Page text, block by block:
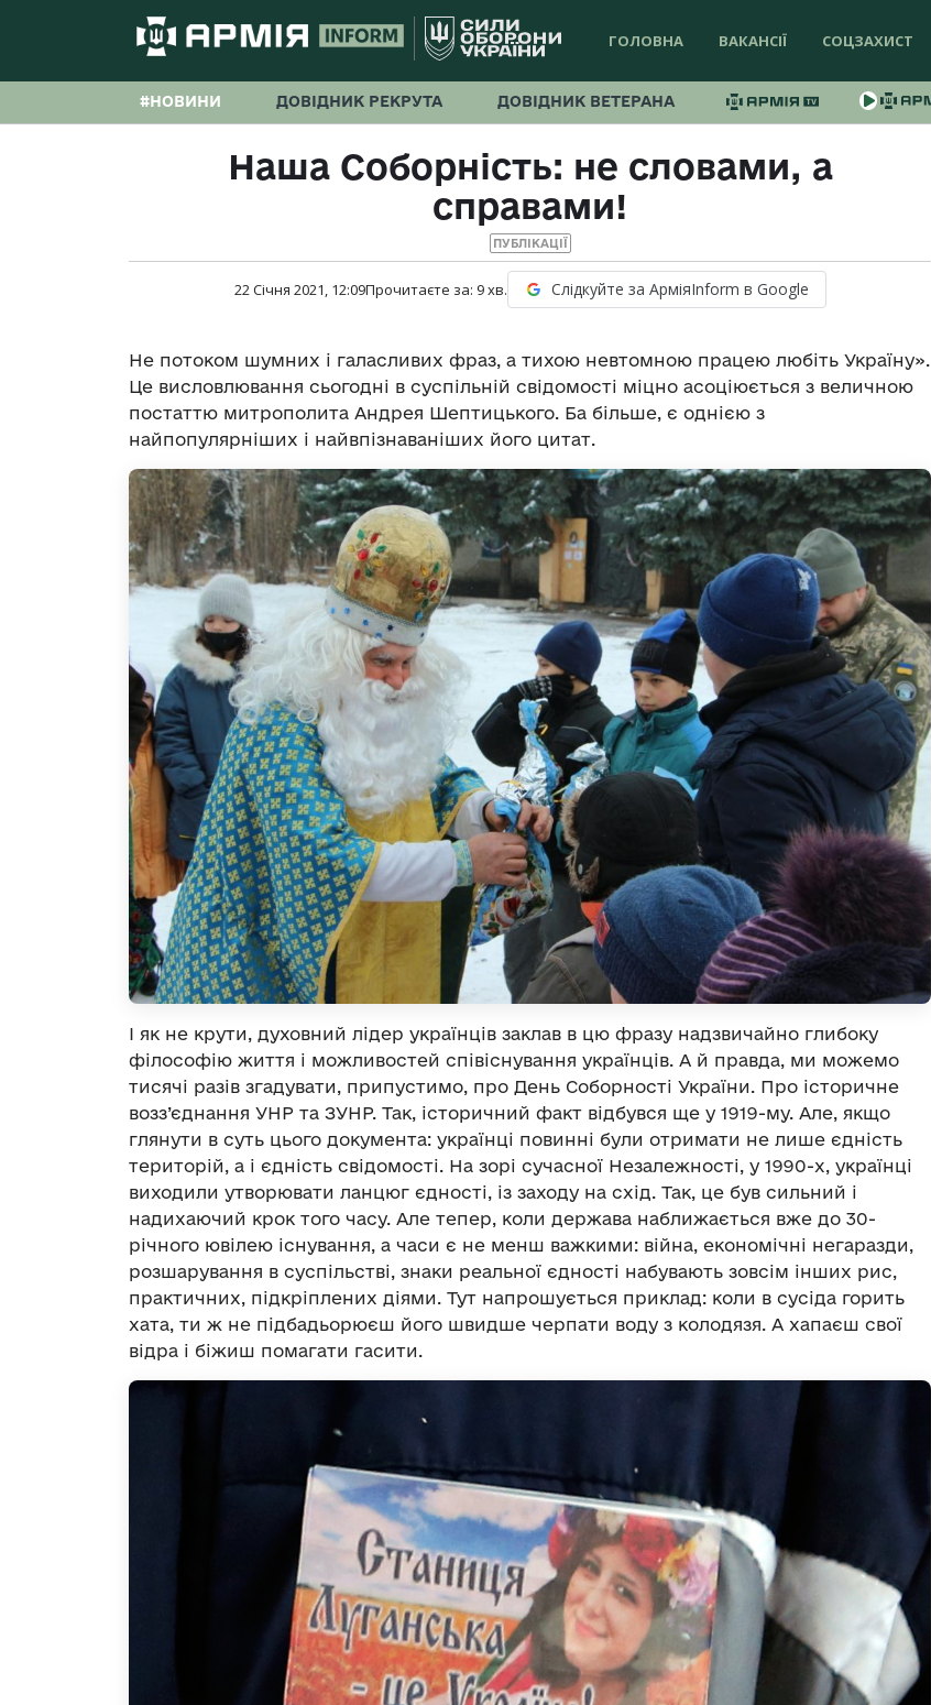
ГОЛОВНА ВАКАНСІЇ СОЦЗАХИСТ
#НОВИНИ ДОВІДНИК РЕКРУТА ДОВІДНИК ВЕТЕРАНА
Наша Соборність: не словами, а
справами!
ПУБЛІКАЦІЇ
22 Січня 2021, 12:09Прочитаєте за: 9хв. Слідкуйте за АрміяInform в Google
Не потоком шумних і галасливих фраз, а тихою невтомною працею любіть Україну».
Це висловлювання сьогодні в суспільній свідомості міцно асоціюється з величною
постаттю митрополита Андрея Шептицького. Ба більше, є однією з
найпопулярніших і найвпізнаваніших його цитат.
І як не крути, духовний лідер українців заклав в цю фразу надзвичайно глибоку
філософію життя і можливостей співіснування українців. А й правда, ми можемо
тисячі разів згадувати, припустимо, про День Соборності України. Про історичне
возз’єднання УНР та ЗУНР. Так, історичний факт відбувся ще у 1919-му. Але, якщо
глянути в суть цього документа: українці повинні були отримати не лише єдність
територій, а і єдність свідомості. На зорі сучасної Незалежності, у 1990-х, українці
виходили утворювати ланцюг єдності, із заходу на схід. Так, це був сильний і
надихаючий крок того часу. Але тепер, коли держава наближається вже до 30-
річного ювілею існування, а часи є не менш важкими: війна, економічні негаразди,
розшарування в суспільстві, знаки реальної єдності набувають зовсім інших рис,
практичних, підкріплених діями. Тут напрошується приклад: коли в сусіда горить
хата, ти ж не підбадьорюєш його швидше черпати воду з колодязя. А хапаєш свої
відра і біжиш помагати гасити.